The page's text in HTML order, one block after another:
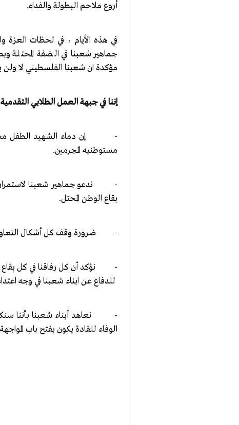
أروع ملاحم البطولة والفداء.
جماهير شعبنا في الضفة المحتلة
مؤكدة ان شعبنا الفلسطيني لا
إننا في جبهة العمل الطلابي
- إن دماء الشهيد الطفل محمد
مستوطنيه المجرمين.
- ندعو جماهير شعبنا لاستمرار
بقاع الوطن المحتل.
- ضرورة وقف كل أشكال التعاون
- نؤكد أن كل رفاقنا في كل بقاع
للدفاع عن ابناء شعبنا في وجه
- نعاهد أبناء شعبنا بأننا
الوفاء للقادة يكون بفتح باب